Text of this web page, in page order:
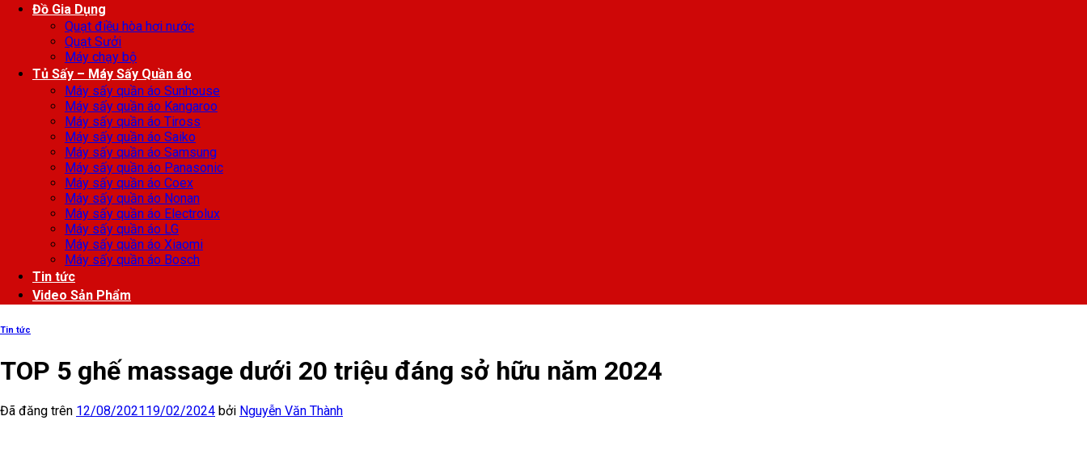
Đồ Gia Dụng
Quạt điều hòa hơi nước
Quạt Sưởi
Máy chạy bộ
Tủ Sấy – Máy Sấy Quần áo
Máy sấy quần áo Sunhouse
Máy sấy quần áo Kangaroo
Máy sấy quần áo Tiross
Máy sấy quần áo Saiko
Máy sấy quần áo Samsung
Máy sấy quần áo Panasonic
Máy sấy quần áo Coex
Máy sấy quần áo Nonan
Máy sấy quần áo Electrolux
Máy sấy quần áo LG
Máy sấy quần áo Xiaomi
Máy sấy quần áo Bosch
Tin tức
Video Sản Phẩm
Tin tức
TOP 5 ghế massage dưới 20 triệu đáng sở hữu năm 2024
Đã đăng trên 12/08/202119/02/2024 bởi Nguyễn Văn Thành